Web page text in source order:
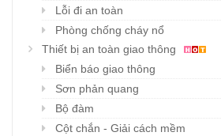
Lỗi đi an toàn
Phòng chống cháy nổ
Thiết bị an toàn giao thông
Biển báo giao thông
Sơn phản quang
Bộ đàm
Cột chắn - Giải cách mềm